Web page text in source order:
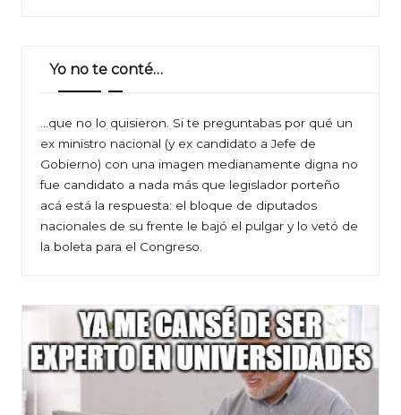
Yo no te conté…
…que no lo quisieron. Si te preguntabas por qué un
ex ministro nacional (y ex candidato a Jefe de
Gobierno) con una imagen medianamente digna no
fue candidato a nada más que legislador porteño
acá está la respuesta: el bloque de diputados
nacionales de su frente le bajó el pulgar y lo vetó de
la boleta para el Congreso.